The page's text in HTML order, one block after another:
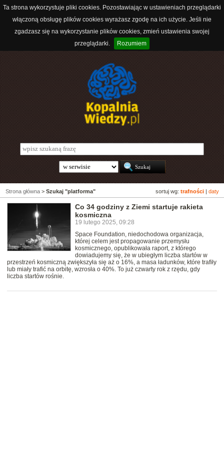
Ta strona wykorzystuje pliki cookies. Pozostawiając w ustawieniach przeglądarki
włączoną obsługę plików cookies wyrażasz zgodę na ich użycie. Jeśli nie
zgadzasz się na wykorzystanie plików cookies, zmień ustawienia swojej
przeglądarki.
Rozumiem
sortuj wg: trafności daty
Strona główna > Szukaj "platforma"
Co 34 godziny z Ziemi startuje rakieta
kosmiczna
19 lutego 2025, 09:28
Space Foundation, niedochodowa organizacja,
której celem jest propagowanie przemysłu
kosmicznego, opublikowała raport, z którego
dowiadujemy się, że w ubiegłym liczba startów w
przestrzeń kosmiczną zwiększyła się aż o 16%, a masa ładunków, które trafiły
lub miały trafić na orbitę, wzrosła o 40%. To już czwarty rok z rzędu, gdy
liczba startów rośnie.